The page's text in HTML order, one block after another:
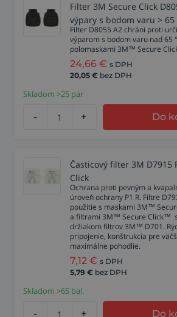
Filter 3M Secure Click
výpary s bodom varu > 65
Filter D8055 A2 chráni proti
výparom s bodom varu nad 65
polomaskami 3M™ Secure
24,66 € s DPH
20,05 € bez DPH
Skladom >25 pár
- + Do
Časticový filter 3M D7915
Click
Ochrana proti pevným a
úroveň ochrany P1 R. Filtre
použitie s maskami 3M™
a filtrami 3M™ Secure Click™
držiakom filtrov 3M™ D701.
pripojenie, konštrukcia pre
maximálne pohodlie.
7,12 € s DPH
5,79 € bez DPH
Skladom >65 bal.
- + Do